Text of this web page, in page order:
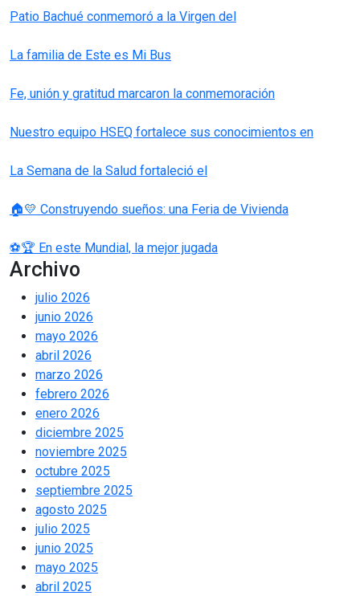
Patio Bachué conmemoró a la Virgen del
La familia de Este es Mi Bus
Fe, unión y gratitud marcaron la conmemoración
Nuestro equipo HSEQ fortalece sus conocimientos en
La Semana de la Salud fortaleció el
🏠💛 Construyendo sueños: una Feria de Vivienda
⚽🏆 En este Mundial, la mejor jugada
Archivo
julio 2026
junio 2026
mayo 2026
abril 2026
marzo 2026
febrero 2026
enero 2026
diciembre 2025
noviembre 2025
octubre 2025
septiembre 2025
agosto 2025
julio 2025
junio 2025
mayo 2025
abril 2025